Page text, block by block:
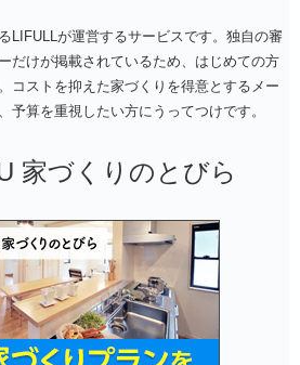
LIFULLが運営するサービスです。独自の審
だけが掲載されているため、はじめての方
コストを抑えた家づくりを得意とするメー
予算を重視したい方にうってつけです。
家づくりのとびら